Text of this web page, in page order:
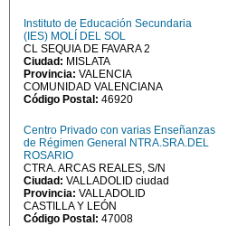
Instituto de Educación Secundaria
(IES) MOLÍ DEL SOL
CL SEQUIA DE FAVARA 2
Ciudad: MISLATA
Provincia: VALENCIA
COMUNIDAD VALENCIANA
Código Postal: 46920
Centro Privado con varias Enseñanzas
de Régimen General NTRA.SRA.DEL
ROSARIO
CTRA. ARCAS REALES, S/N
Ciudad: VALLADOLID ciudad
Provincia: VALLADOLID
CASTILLA Y LEÓN
Código Postal: 47008